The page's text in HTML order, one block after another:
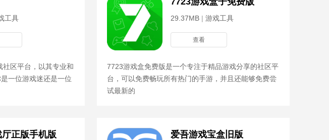
工具
社区平台，以其专业和
一位游戏迷还是一位
29.37MB | 游戏工具
查看
7723游戏盒免费版是一个专注于精品游戏分享的社区平
台，可以免费畅玩所有热门的手游，并且还能够免费尝
试最新的
正版手机版 爱吾游戏宝盒旧版